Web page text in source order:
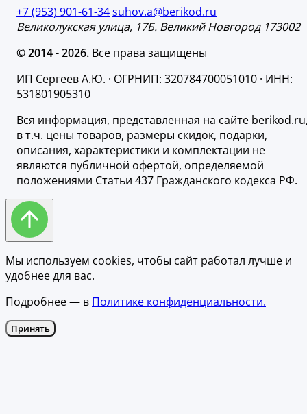
+7 (953) 901-61-34suhov.a@berikod.ru
Великолукская улица, 17Б. Великий Новгород 173002
© 2014 - 2026. Все права защищены
ИП Сергеев А.Ю. · ОГРНИП: 320784700051010 · ИНН:
531801905310
Вся информация, представленная на сайте
в т.ч. цены товаров, размеры скидок, подарки,
описания, характеристики и комплектации не
являются публичной офертой, определяемой
положениями Статьи 437 Гражданского кодекса РФ.
Мы используем cookies, чтобы сайт работал лучше и
удобнее для вас.
Подробнее — в Политике конфиденциальности.
Принять